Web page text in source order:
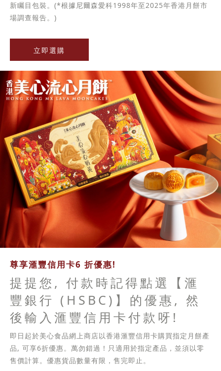
新矚目包裝。(*根據尼爾森愛科1998年至2025年香港月餅市
場調查報告。)
立即選購
尊享滙豐信用卡6 折優惠!
提提您, 付款時記得點選【滙
豐銀行 (HSBC)】的優惠, 然
後輸入滙豐信用卡付款呀!
即日起於美心食品網上商店以香港滙豐信用卡購買指定月餅產
品, 可享6折優惠。萬勿錯過！只適用於指定產品，並須以零
售價計算。優惠貨品數量有限，售完即止。